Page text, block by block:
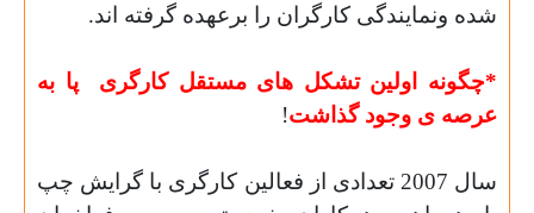
شده ونمایندگی کارگران را برعهده گرفته اند.
*چگونه اولین تشکل های مستقل کارگری
پا به
عرصه ی وجود گذاشت!
سال 2007 تعدادی از فعالین کارگری با گرایش چپ